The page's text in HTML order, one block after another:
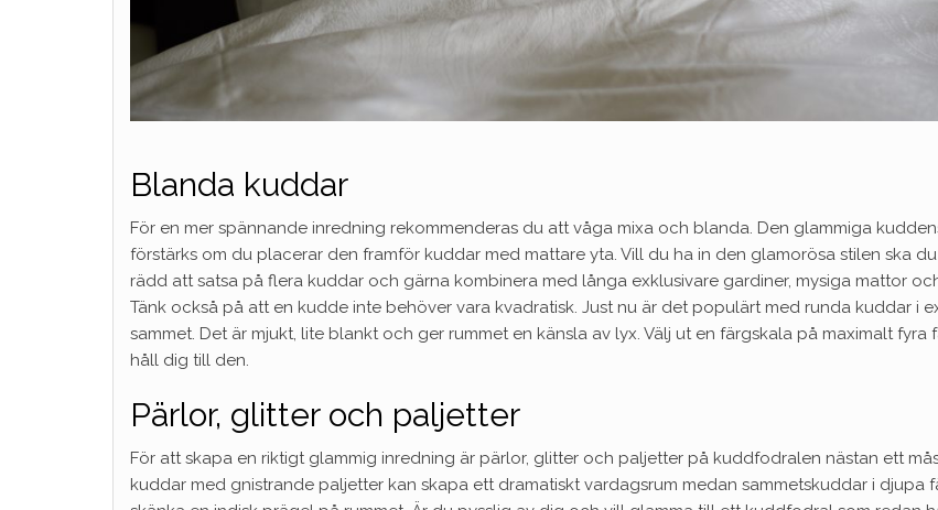
Blanda kuddar
För en mer spännande inredning rekommenderas du att våga mixa och blanda. Den glammiga
förstärks om du placerar den framför kuddar med mattare yta. Vill du ha in den glamorösa stilen ska
rädd att satsa på flera kuddar och gärna kombinera med långa exklusivare gardiner, mysiga mattor
Tänk också på att en kudde inte behöver vara kvadratisk. Just nu är det populärt med runda kuddar i
sammet. Det är mjukt, lite blankt och ger rummet en känsla av lyx. Välj ut en färgskala på maximalt fyra
håll dig till den.
Pärlor, glitter och paljetter
För att skapa en riktigt glammig inredning är pärlor, glitter och paljetter på kuddfodralen nästan ett
kuddar med gnistrande paljetter kan skapa ett dramatiskt vardagsrum medan sammetskuddar i djupa